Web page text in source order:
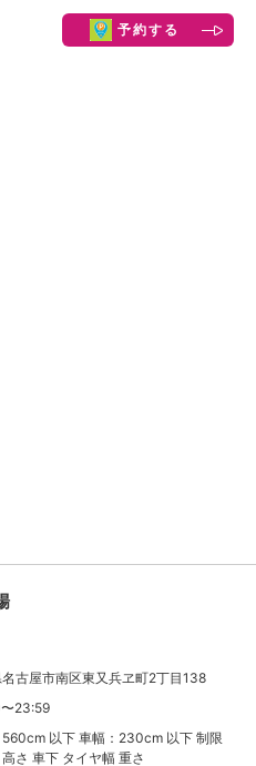
予約する
古屋市南区東又兵ヱ町2丁目138
23:59
以下 車幅：230cm 以下 制限
さ 車下 タイヤ幅 重さ